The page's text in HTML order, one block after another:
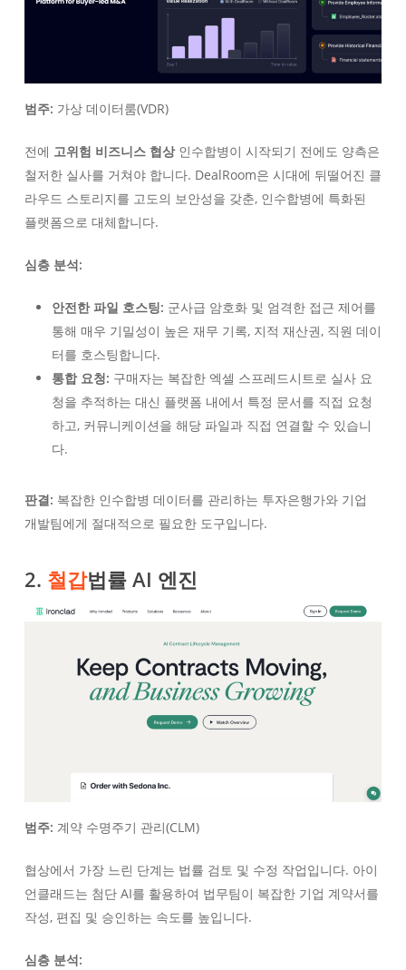
범주: 가상 데이터룸(VDR)
전에 고위험 비즈니스 협상인수합병이 시작되기 전에도 양측은
철저한 실사를 거쳐야 합니다. DealRoom은 시대에 뒤떨어진 클
라우드 스토리지를 고도의 보안성을 갖춘, 인수합병에 특화된
플랫폼으로 대체합니다.
심층 분석:
안전한 파일 호스팅: 군사급 암호화 및 엄격한 접근 제어를
통해 매우 기밀성이 높은 재무 기록, 지적 재산권, 직원 데이
터를 호스팅합니다.
통합 요청: 구매자는 복잡한 엑셀 스프레드시트로 실사 요
청을 추적하는 대신 플랫폼 내에서 특정 문서를 직접 요청
하고, 커뮤니케이션을 해당 파일과 직접 연결할 수 있습니
다.
판결: 복잡한 인수합병 데이터를 관리하는 투자은행가와 기업
개발팀에게 절대적으로 필요한 도구입니다.
2. 철갑법률 AI 엔진
범주: 계약 수명주기 관리(CLM)
협상에서 가장 느린 단계는 법률 검토 및 수정 작업입니다. 아이
언클래드는 첨단 AI를 활용하여 법무팀이 복잡한 기업 계약서를
작성, 편집 및 승인하는 속도를 높입니다.
심층 분석: